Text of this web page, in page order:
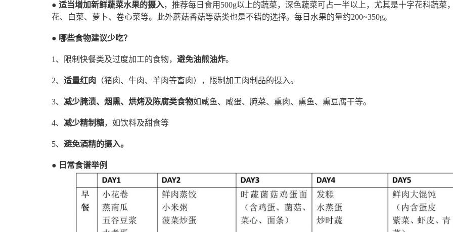
● 适当增加新鲜蔬菜水果的摄入，推荐每日食用500g以上的蔬菜，深色蔬菜可占一半以上，尤其是十字花科蔬菜
花、白菜、萝卜、卷心菜等。此外蘑菇香菇等菇类也是不错的选择。每日水果的量约200~350g。
● 哪些食物建议少吃？
1、限制快餐类及过度加工的食物， 避免油煎油炸。
2、 适量红肉 （猪肉、牛肉、羊肉等畜肉），限制加工肉制品的摄入。
3、 减少腌渍、烟熏、烘烤及陈腐类食物如咸鱼、咸蛋、腌菜、熏肉、熏鱼、熏豆腐干等。
4、 减少精制糖，如饮料及甜食等
5、 避免酒精的摄入。
● 日常食谱举例